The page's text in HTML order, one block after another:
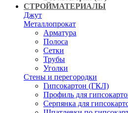
СТРОЙМАТЕРИАЛЫ
Джут
Металлопрокат
Арматура
Полоса
Сетки
Трубы
Уголки
Стены и перегородки
Гипсокартон (ГКЛ)
Профиль для
Серпянка для